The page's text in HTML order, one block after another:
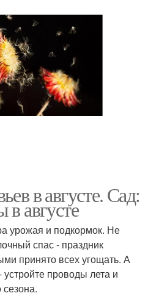
в августе. Сад:
в августе
урожая и подкормок. Не
спас - праздник
принято всех угощать. А
проводы лета и